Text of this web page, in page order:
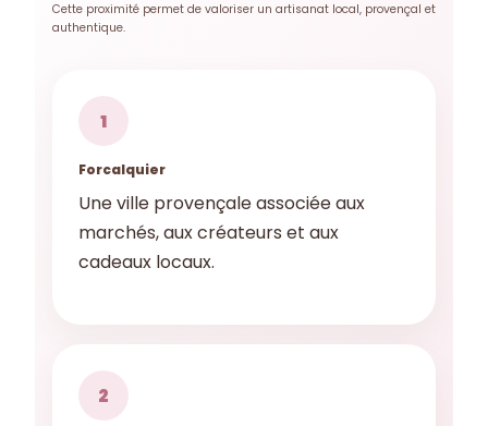
Cette proximité permet de valoriser un artisanat local, provençal et
authentique.
1
Forcalquier
Une ville provençale associée aux
marchés, aux créateurs et aux
cadeaux locaux.
2